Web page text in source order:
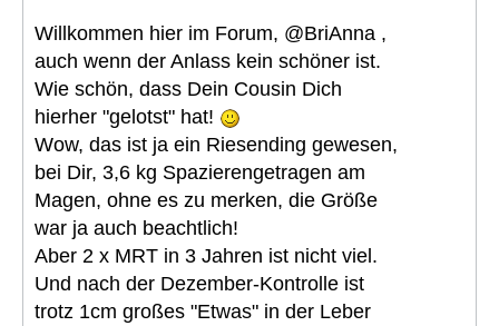
Willkommen hier im Forum, @BriAnna ,
auch wenn der Anlass kein schöner ist.
Wie schön, dass Dein Cousin Dich
hierher "gelotst" hat!
Wow, das ist ja ein Riesending gewesen,
bei Dir, 3,6 kg Spazierengetragen am
Magen, ohne es zu merken, die Größe
war ja auch beachtlich!
Aber 2 x MRT in 3 Jahren ist nicht viel.
Und nach der Dezember-Kontrolle ist
trotz 1cm großes "Etwas" in der Leber